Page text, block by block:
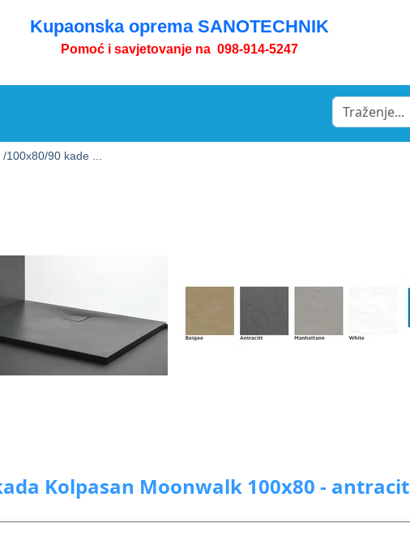
Kupaonska oprema SANOTECHNIK
Pomoć i savjetovanje na 098-914-5247
/100x80/90 kade ...
Kolpasan Moonwalk 100x80 - antracit